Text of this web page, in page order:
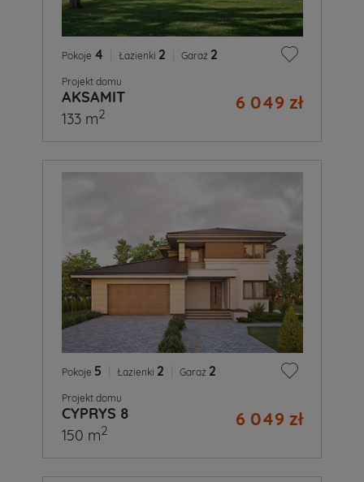
Pokoje 4 Łazienki 2 Garaż 2
Projekt domu
AKSAMIT 6 049 zł
133 m2
Pokoje 5 Łazienki 2 Garaż 2
Projekt domu
CYPRYS 8 6 049 zł
150 m2